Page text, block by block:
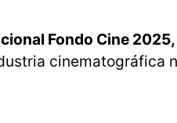
Fondo Cine 2025,
cinematográfica